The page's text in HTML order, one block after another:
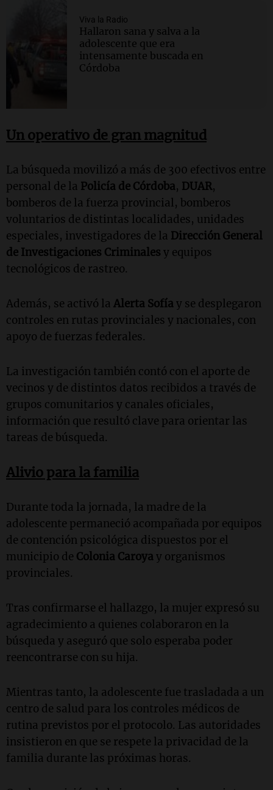
Viva la Radio
Hallaron sana y salva a la
adolescente que era
intensamente buscada en
Córdoba
Un operativo de gran magnitud
La búsqueda movilizó a más de 300 efectivos entre
personal de la Policía de Córdoba, DUAR,
bomberos de la fuerza provincial, bomberos
voluntarios de distintas localidades, unidades
especiales, investigadores de la Dirección General
de Investigaciones Criminales y equipos
tecnológicos de rastreo.
Además, se activó la Alerta Sofía y se desplegaron
controles en rutas provinciales y nacionales, con
apoyo de fuerzas federales.
La investigación también contó con el aporte de
vecinos y de distintos datos recibidos a través de
grupos comunitarios y canales oficiales,
información que resultó clave para orientar las
tareas de búsqueda.
Alivio para la familia
Durante toda la jornada, la madre de la
adolescente permaneció acompañada por equipos
de contención psicológica dispuestos por el
municipio de Colonia Caroya y organismos
provinciales.
Tras confirmarse el hallazgo, la mujer expresó su
agradecimiento a quienes colaboraron en la
búsqueda y aseguró que solo esperaba poder
reencontrarse con su hija.
Mientras tanto, la adolescente fue trasladada a un
centro de salud para los controles médicos de
rutina previstos por el protocolo. Las autoridades
insistieron en que se respete la privacidad de la
familia durante las próximas horas.